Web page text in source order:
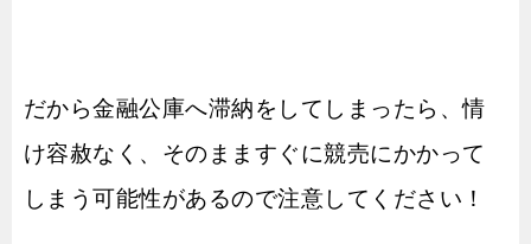
だから金融公庫へ滞納をしてしまったら、情
け容赦なく、そのまますぐに競売にかかって
しまう可能性があるので注意してください！